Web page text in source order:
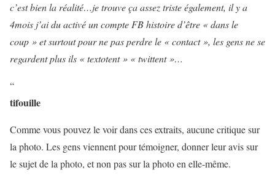
c’est bien la réalité…je trouve ça assez triste également, il y a
4mois j’ai du activé un compte FB histoire d’être « dans le
coup » et surtout pour ne pas perdre le « contact », les gens ne se
regardent plus ils « textotent » « twittent »…
“
tifouille
Comme vous pouvez le voir dans ces extraits, aucune critique sur
la photo. Les gens viennent pour témoigner, donner leur avis sur
le sujet de la photo, et non pas sur la photo en elle-même.